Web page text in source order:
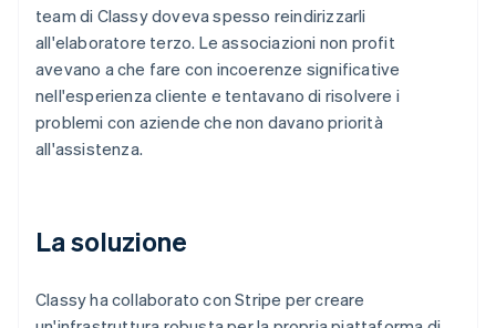
team di Classy doveva spesso reindirizzarli
all'elaboratore terzo. Le associazioni non profit
avevano a che fare con incoerenze significative
nell'esperienza cliente e tentavano di risolvere i
problemi con aziende che non davano priorità
all'assistenza.
La soluzione
Classy ha collaborato con Stripe per creare